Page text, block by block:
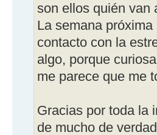
son ellos quién van
La semana
contacto con la
algo, porque
me parece que me
Gracias por toda la
de mucho de